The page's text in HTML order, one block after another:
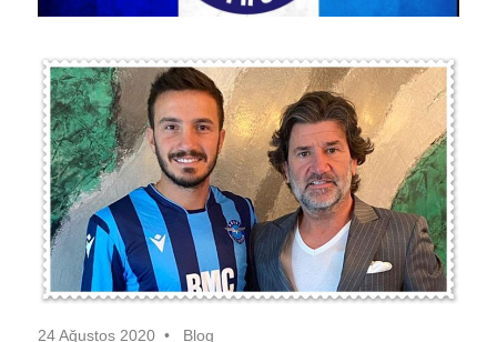
24 Ağustos 2020 Blog